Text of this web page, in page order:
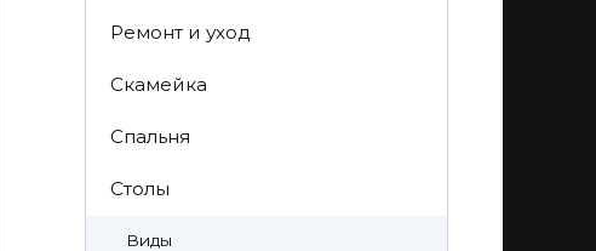
Ремонт и уход
Скамейка
Спальня
Столы
Виды